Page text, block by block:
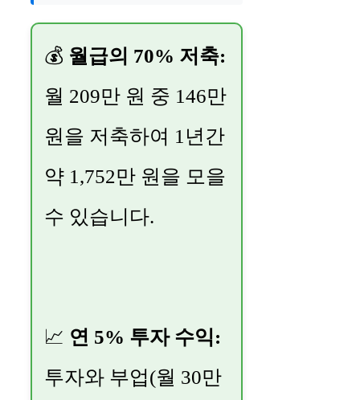
💰 월급의 70% 저축:
월 209만 원 중 146만
원을 저축하여 1년간
약 1,752만 원을 모을
수 있습니다.
📈 연 5% 투자 수익:
투자와 부업(월 30만